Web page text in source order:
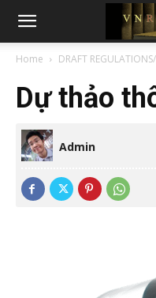
Home DRAFT
Dự thảo
Admin